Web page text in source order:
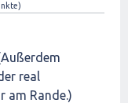
real
am Rande.)